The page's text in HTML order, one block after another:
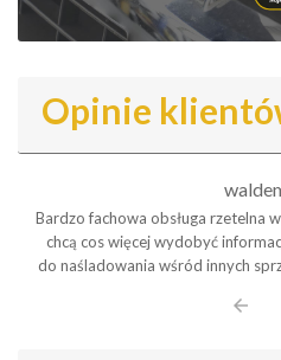
Opinie
Bardzo fachowa obsługa rzetelna
chcą cos więcej wydobyć
do naśladowania wśród innych
arrow_back